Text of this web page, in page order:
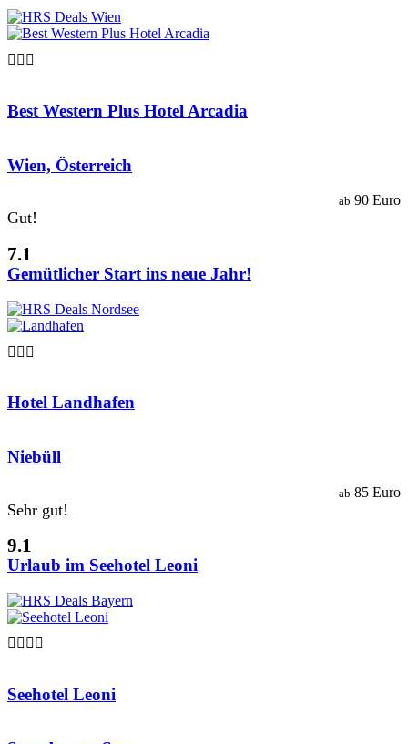

Best Western Plus Hotel Arcadia
Wien, Österreich
Gut!
7.1
ab 90 Euro
Gemütlicher Start ins neue Jahr!

Hotel Landhafen
Niebüll
Sehr gut!
9.1
ab 85 Euro
Urlaub im Seehotel Leoni

Seehotel Leoni